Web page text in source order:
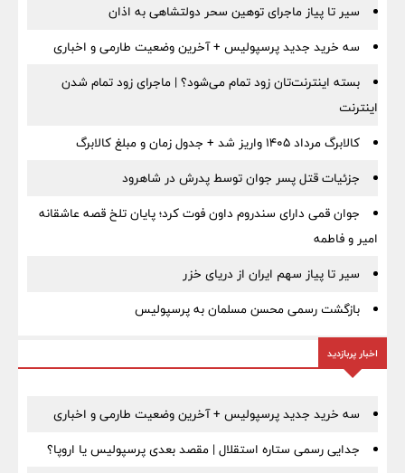
سیر تا پیاز ماجرای توهین سحر دولتشاهی به اذان
سه خرید جدید پرسپولیس + آخرین وضعیت طارمی و اخباری
بسته اینترنت‌تان زود تمام می‌شود؟ | ماجرای زود تمام شدن
اینترنت
کالابرگ مرداد ۱۴۰۵ واریز شد + جدول زمان و مبلغ کالابرگ
جزئیات قتل پسر جوان توسط پدرش در شاهرود
جوان قمی دارای سندروم داون فوت کرد؛ پایان تلخ قصه عاشقانه
امیر و فاطمه
سیر تا پیاز سهم ایران از دریای خزر
بازگشت رسمی محسن مسلمان به پرسپولیس
اخبار پربازدید
سه خرید جدید پرسپولیس + آخرین وضعیت طارمی و اخباری
جدایی رسمی ستاره استقلال | مقصد بعدی پرسپولیس یا اروپا؟